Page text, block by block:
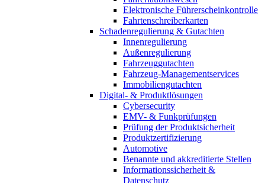
Elektronische Führerscheinkontrolle
Fahrtenschreiberkarten
Schadenregulierung & Gutachten
Innenregulierung
Außenregulierung
Fahrzeuggutachten
Fahrzeug-Managementservices
Immobiliengutachten
Digital- & Produktlösungen
Cybersecurity
EMV- & Funkprüfungen
Prüfung der Produktsicherheit
Produktzertifizierung
Automotive
Benannte und akkreditierte Stellen
Informationssicherheit &
Datenschutz